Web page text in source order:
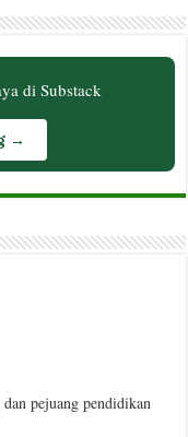
di Substack
→
pejuang pendidikan